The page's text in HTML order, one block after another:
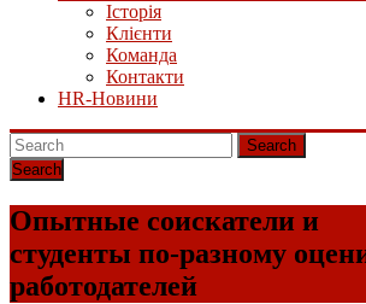
Історія
Клієнти
Команда
Контакти
HR-Новини
Search
Опытные соискатели и
студенты по-разному
работодателей